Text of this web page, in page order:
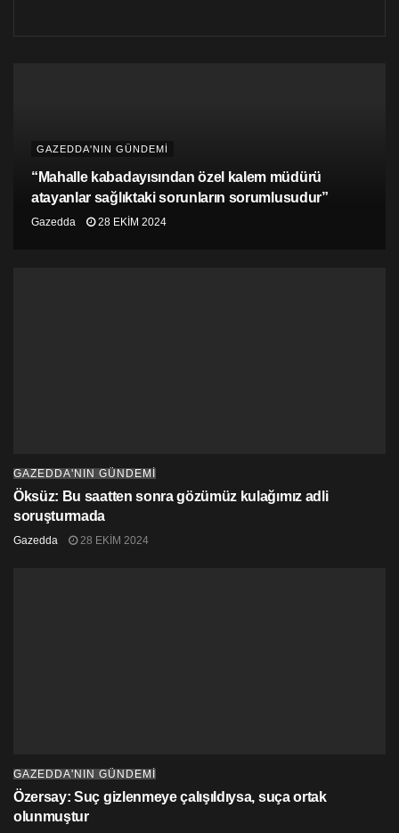
GAZEDDA'NIN GÜNDEMİ
“Mahalle kabadayısından özel kalem müdürü
atayanlar sağlıktaki sorunların sorumlusudur”
Gazedda 28 EKIM 2024
GAZEDDA'NIN GÜNDEMİ
Öksüz: Bu saatten sonra gözümüz kulağımız adli
soruşturmada
Gazedda 28 EKIM 2024
GAZEDDA'NIN GÜNDEMİ
Özersay: Suç gizlenmeye çalışıldıysa, suça ortak
olunmuştur